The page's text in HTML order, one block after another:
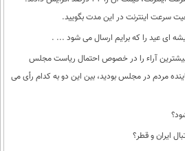
سرعت اینترنت در این مدت بگویید.
ای عید را که برایم ارسال می شود ... .
بیشترین آراء را در خصوص احتمال ریاست مجلس
مردم در مجلس بودید، بین این دو به کدام رأی می
ایران و قطر؟